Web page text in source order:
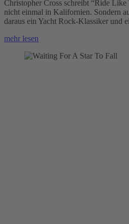
Christopher Cross schreibt “Ride
nicht einmal in Kalifornien. Sondern
daraus ein Yacht Rock-Klassiker und
mehr lesen